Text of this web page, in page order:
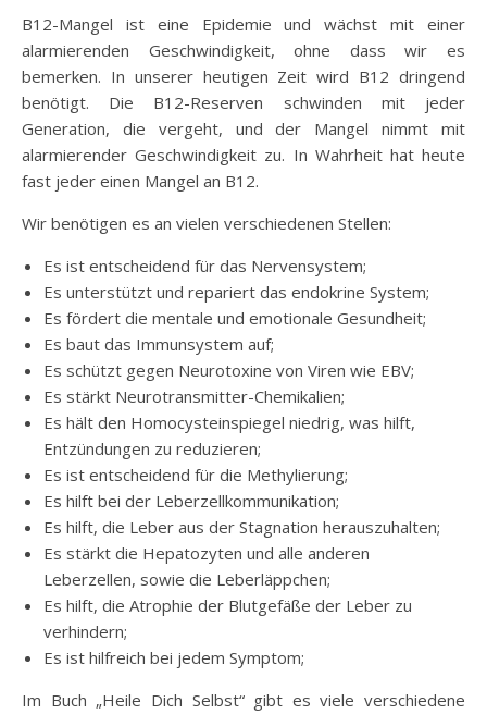
B12-Mangel ist eine Epidemie und wächst mit einer
alarmierenden Geschwindigkeit, ohne dass wir es
bemerken. In unserer heutigen Zeit wird B12 dringend
benötigt. Die B12-Reserven schwinden mit jeder
Generation, die vergeht, und der Mangel nimmt mit
alarmierender Geschwindigkeit zu. In Wahrheit hat heute
fast jeder einen Mangel an B12.
Wir benötigen es an vielen verschiedenen Stellen:
Es ist entscheidend für das Nervensystem;
Es unterstützt und repariert das endokrine System;
Es fördert die mentale und emotionale Gesundheit;
Es baut das Immunsystem auf;
Es schützt gegen Neurotoxine von Viren wie EBV;
Es stärkt Neurotransmitter-Chemikalien;
Es hält den Homocysteinspiegel niedrig, was hilft,
Entzündungen zu reduzieren;
Es ist entscheidend für die Methylierung;
Es hilft bei der Leberzellkommunikation;
Es hilft, die Leber aus der Stagnation herauszuhalten;
Es stärkt die Hepatozyten und alle anderen
Leberzellen, sowie die Leberläppchen;
Es hilft, die Atrophie der Blutgefäße der Leber zu
verhindern;
Es ist hilfreich bei jedem Symptom;
Im Buch „Heile Dich Selbst“ gibt es viele verschiedene